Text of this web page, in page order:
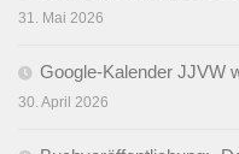
31. Mai 2026
Google-Kalender JJVW
30. April 2026